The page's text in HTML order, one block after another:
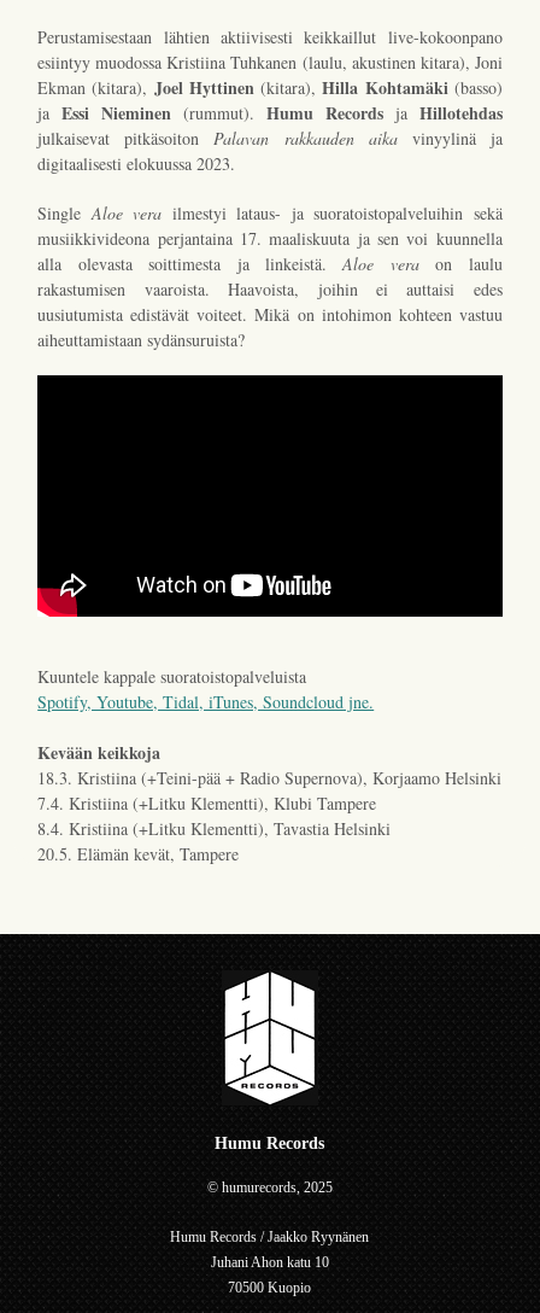
Perustamisestaan lähtien aktiivisesti keikkaillut live-kokoonpano
esiintyy muodossa Kristiina Tuhkanen (laulu, akustinen kitara), Joni
Ekman (kitara), Joel Hyttinen (kitara),Hilla Kohtamäki (basso)
jaEssi Nieminen (rummut). Humu Recordsja Hillotehdas
julkaisevat pitkäsoiton Palavan rakkauden aikavinyylinä ja
digitaalisesti elokuussa 2023.
Single Aloe vera ilmestyi lataus- ja suoratoistopalveluihin sekä
musiikkivideona perjantaina 17. maaliskuuta ja sen voi kuunnella
alla olevasta soittimesta ja linkeistä.Aloe veraon laulu
rakastumisen vaaroista. Haavoista, joihin ei auttaisi edes
uusiutumista edistävät voiteet. Mikä on intohimon kohteen vastuu
aiheuttamistaan sydänsuruista?
Kuuntele kappale suoratoistopalveluista
Spotify, Youtube, Tidal, iTunes, Soundcloud jne.
Kevään keikkoja
18.3. Kristiina (+Teini-pää + Radio Supernova), Korjaamo Helsinki
7.4. Kristiina (+Litku Klementti), Klubi Tampere
8.4. Kristiina (+Litku Klementti), Tavastia Helsinki
20.5. Elämän kevät, Tampere
Humu Records
© humurecords, 2025
Humu Records / Jaakko Ryynänen
Juhani Ahon katu 10
70500 Kuopio